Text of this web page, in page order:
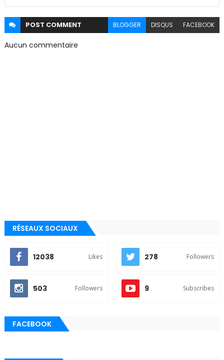
POST COMMENT BLOGGER DISQUS FACEBOOK
Aucun commentaire
RÉSEAUX SOCIAUX
12038 Likes 278 Followers
503 Followers 9 Subscribes
FACEBOOK